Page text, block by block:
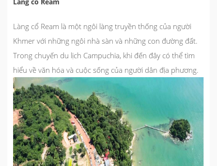
Làng cổ Ream là một ngôi làng truyền thống của người
Khmer với những ngôi nhà sàn và những con đường đất.
Trong chuyến du lịch Campuchia, khi đến đây có thể tìm
hiểu về văn hóa và cuộc sống của người dân địa phương.